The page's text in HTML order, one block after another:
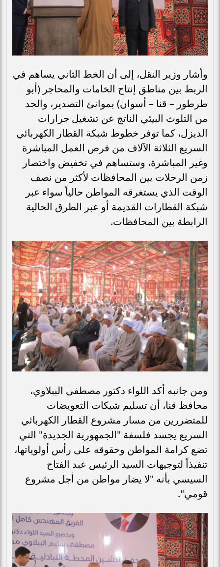
وأشار وزير النقل، إلى أن الخط الثاني يساهم في
الربط بين مناطق إنتاج الخامات والمحاجر (أبو
طرطور – قنا – أسوان) بموانئ التصدير، والحد
من التلوث البيئي الناتج عن تشغيل جرارات
الديزل، كما توفر خطوط شبكة القطار الكهربائي
السريع الثلاثة الآلاف من فرص العمل المباشرة
وغير المباشرة، وستساهم في تخفيض واختصار
زمن الرحلات بين المحافظات لأكثر من نصف
الوقت الذي يستغرقه المواطن حالياً سواء عبر
شبكة القطارات القديمة أو عبر الطرق الحالية
الرابطة بين المحافظات.
ومن جانبه أكد اللواء دكتور مصطفى الببلاوي،
محافظ قنا، أن تسليم شيكات التعويضات
للمتضررين من مسار مشروع القطار الكهربائي
السريع يجسد فلسفة "الجمهورية الجديدة" التي
تضع كرامة المواطن وحقوقه على رأس أولوياتها،
تنفيذاً لتوجيهات السيد الرئيس عبد الفتاح
السيسي بأنه "لا يضار مواطن من أجل مشروع
قومي".